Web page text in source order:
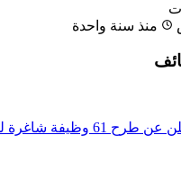
منذ سنة واحدة
شركة نيوم تعلن عن طرح